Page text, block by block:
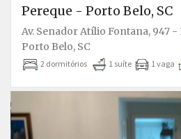
Pereque - Porto Belo, SC
Av. Senador Atílio Fontana, 947
Porto Belo, SC
2 dormitórios 1 suíte 1 vaga
Anterior